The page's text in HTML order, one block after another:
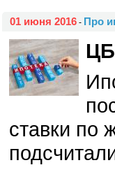
01 июня 2016 - Про
ставки по